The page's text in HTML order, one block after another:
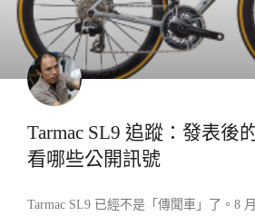
Tarmac SL9 追蹤：發表後
看哪些公開訊號
Tarmac SL9 已經不是「傳聞車」了。8